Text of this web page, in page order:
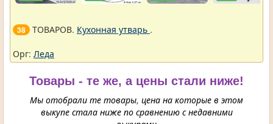
38 ТОВАРОВ. Кухонная утварь .
Орг: Леда
Товары - те же, а цены стали ниже!
Мы отобрали те товары, цена на которые в этом
выкупе стала ниже по сравнению с недавними